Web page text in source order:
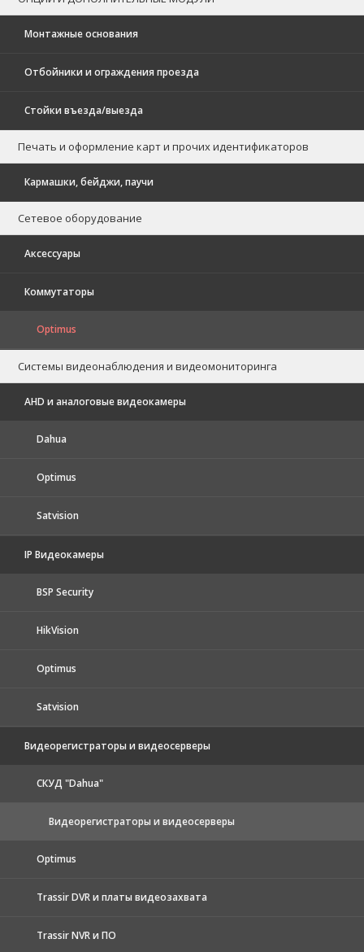
Монтажные основания
Отбойники и ограждения проезда
Стойки въезда/выезда
Печать и оформление карт и прочих идентификаторов
Кармашки, бейджи, паучи
Сетевое оборудование
Аксессуары
Коммутаторы
Optimus
Системы видеонаблюдения и видеомониторинга
AHD и аналоговые видеокамеры
Dahua
Optimus
Satvision
IP Видеокамеры
BSP Security
HikVision
Optimus
Satvision
Видеорегистраторы и видеосерверы
CКУД "Dahua"
Видеорегистраторы и видеосерверы
Optimus
Trassir DVR и платы видеозахвата
Trassir NVR и ПО